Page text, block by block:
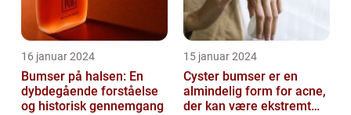
16 januar 2024
Bumser på halsen: En
dybdegående forståelse
og historisk gennemgang
15 januar 2024
Cyster bumser er en
almindelig form for acne,
der kan være ekstremt